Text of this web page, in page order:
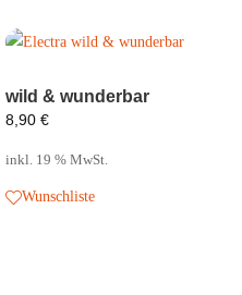
wild & wunderbar
8,90€
inkl. 19 % MwSt.
Wunschliste